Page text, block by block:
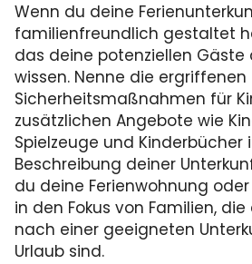
Wenn du deine
familienfreundlich gestaltet
das deine potenziellen
wissen. Nenne die ergriffenen
Sicherheitsmaßnahmen für
zusätzlichen Angebote wie
Spielzeuge und Kinderbücher
Beschreibung deiner
du deine Ferienwohnung
in den Fokus von Familien,
nach einer geeigneten
Urlaub sind.